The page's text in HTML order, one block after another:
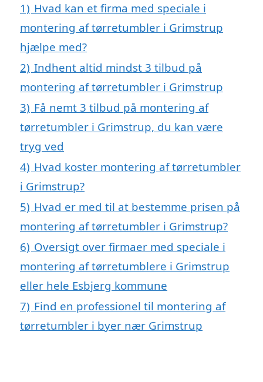
1) Hvad kan et firma med speciale i
montering af tørretumbler i Grimstrup
hjælpe med?
2) Indhent altid mindst 3 tilbud på
montering af tørretumbler i Grimstrup
3) Få nemt 3 tilbud på montering af
tørretumbler i Grimstrup, du kan være
tryg ved
4) Hvad koster montering af tørretumbler
i Grimstrup?
5) Hvad er med til at bestemme prisen på
montering af tørretumbler i Grimstrup?
6) Oversigt over firmaer med speciale i
montering af tørretumblere i Grimstrup
eller hele Esbjerg kommune
7) Find en professionel til montering af
tørretumbler i byer nær Grimstrup